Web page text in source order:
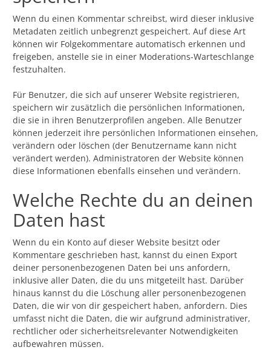
Wenn du einen Kommentar schreibst, wird dieser inklusive
Metadaten zeitlich unbegrenzt gespeichert. Auf diese Art
können wir Folgekommentare automatisch erkennen und
freigeben, anstelle sie in einer Moderations-Warteschlange
festzuhalten.
Für Benutzer, die sich auf unserer Website registrieren,
speichern wir zusätzlich die persönlichen Informationen,
die sie in ihren Benutzerprofilen angeben. Alle Benutzer
können jederzeit ihre persönlichen Informationen einsehen,
verändern oder löschen (der Benutzername kann nicht
verändert werden). Administratoren der Website können
diese Informationen ebenfalls einsehen und verändern.
Welche Rechte du an deinen
Daten hast
Wenn du ein Konto auf dieser Website besitzt oder
Kommentare geschrieben hast, kannst du einen Export
deiner personenbezogenen Daten bei uns anfordern,
inklusive aller Daten, die du uns mitgeteilt hast. Darüber
hinaus kannst du die Löschung aller personenbezogenen
Daten, die wir von dir gespeichert haben, anfordern. Dies
umfasst nicht die Daten, die wir aufgrund administrativer,
rechtlicher oder sicherheitsrelevanter Notwendigkeiten
aufbewahren müssen.